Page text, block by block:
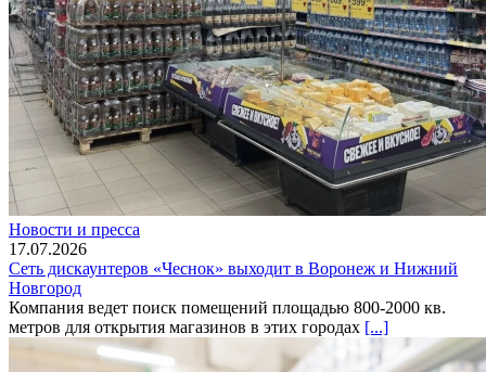
Новости и пресса
17.07.2026
Сеть дискаунтеров «Чеснок» выходит в Воронеж и Нижний
Новгород
Компания ведет поиск помещений площадью 800-2000 кв.
метров для открытия магазинов в этих городах [...]